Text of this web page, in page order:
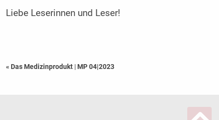
Liebe Leserinnen und Leser!
« Das Medizinprodukt | MP 04|2023